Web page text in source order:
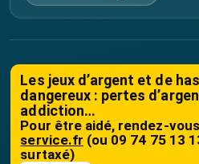
Les jeux d’argent et de
dangereux : pertes
addiction…
Pour être aidé, rendez-
service.fr (ou 09 74 75 13
surtaxé)